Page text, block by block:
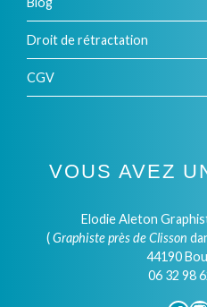
Droit de rétractation
CGV
VOUS AVEZ
Elodie Aleton
(Graphiste près de Clisson
44190
06 32 98